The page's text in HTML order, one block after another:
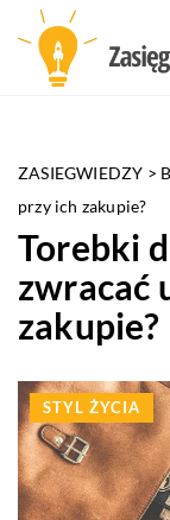
ZASIEGWIEDZY >
przy ich zakupie?
Torebki
zwracać
zakupie?
STYL ŻYCIA